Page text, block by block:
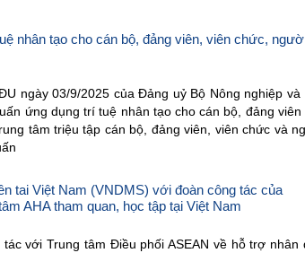
nhân tạo cho cán bộ, đảng viên, viên chức,
ngày 03/9/2025 của Đảng uỷ Bộ Nông nghiệp và
ứng dụng trí tuệ nhân tạo cho cán bộ, đảng viên
tâm triệu tập cán bộ, đảng viên, viên chức và
tai Việt Nam (VNDMS) với đoàn công tác của
AHA tham quan, học tập tại Việt Nam
với Trung tâm Điều phối ASEAN về hỗ trợ nhân